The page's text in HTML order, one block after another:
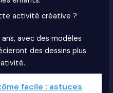
activité créative ?
avec des modèles
des dessins plus
facile : astuces